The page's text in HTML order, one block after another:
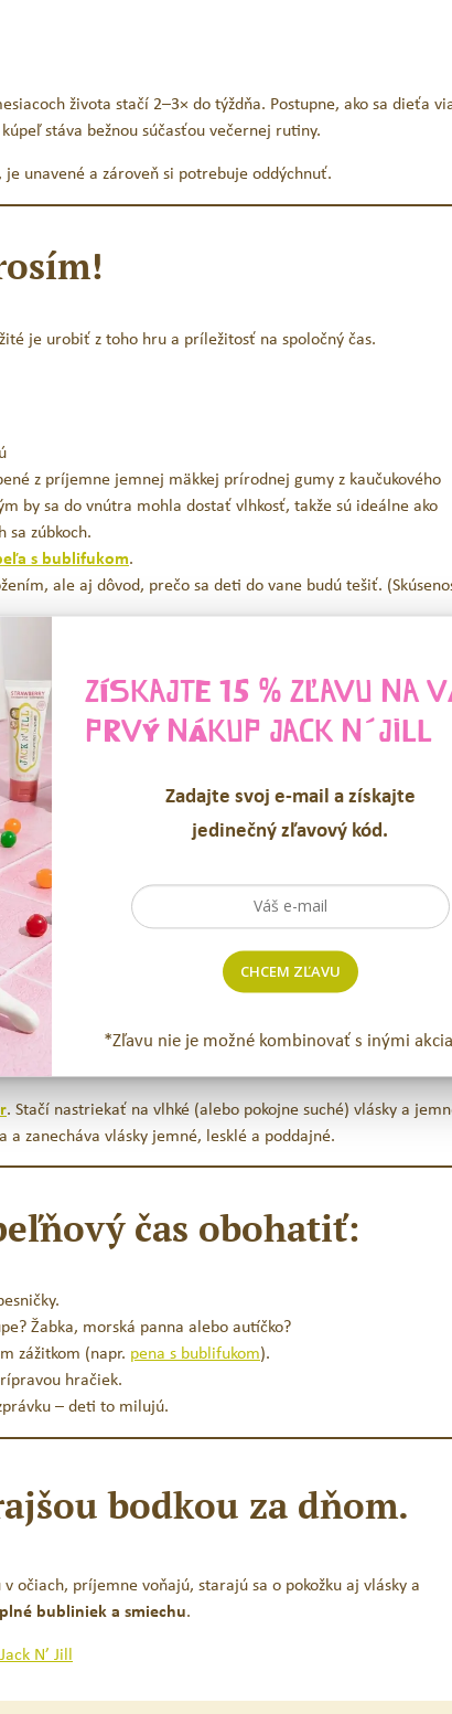
života stačí 2–3× do týždňa. Postupne, ako sa dieťa
stáva bežnou súčasťou večernej rutiny.​
je unavené a zároveň si potrebuje oddýchnuť.​
je urobiť z toho hru a príležitosť na spoločný čas.​
z príjemne jemnej mäkkej prírodnej gumy z kaučukového
by sa do vnútra mohla dostať vlhkosť, takže sú ideálne ako
sa zúbkoch.
s bublifukom.
ale aj dôvod, prečo sa deti do vane budú tešiť.
deti používate?
sa vyvíja. Preto je dôležité používať
parabény ani sulfáty.​
špeciálne určenom pre novorodencov. Pre väčšie deti dobre
štípania v očiach.​
detskej, ale aj rodičovskej. Hlavne pri dlhých vláskoch,
. Stačí nastriekať na vlhké (alebo pokojne suché) vlásky a
a zanecháva vlásky jemné, lesklé a poddajné.​
čas obohatiť:
Žabka, morská panna alebo autíčko?
zážitkom (napr. pena s bublifukom).
hračiek.
– deti to milujú.​
bodkou za dňom.
očiach, príjemne voňajú, starajú sa o pokožku aj vlásky a
bubliniek a smiechu.​
N’ Jill
ZÍSKAJTE 15 % ZĽAVU NA
PRVÝ NÁKUP JACK N´JILL
Zadajte svoj e-mail a získajte
jedinečný zľavový kód.
CHCEM ZĽAVU
*Zľavu nie je možné kombinovať s inými